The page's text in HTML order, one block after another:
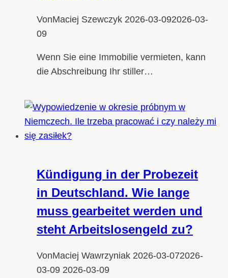
VonMaciej Szewczyk 2026-03-092026-03-
09
Wenn Sie eine Immobilie vermieten, kann
die Abschreibung Ihr stiller…
Kündigung in der Probezeit
in Deutschland. Wie lange
muss gearbeitet werden und
steht Arbeitslosengeld zu?
VonMaciej Wawrzyniak 2026-03-072026-
03-09 2026-03-09